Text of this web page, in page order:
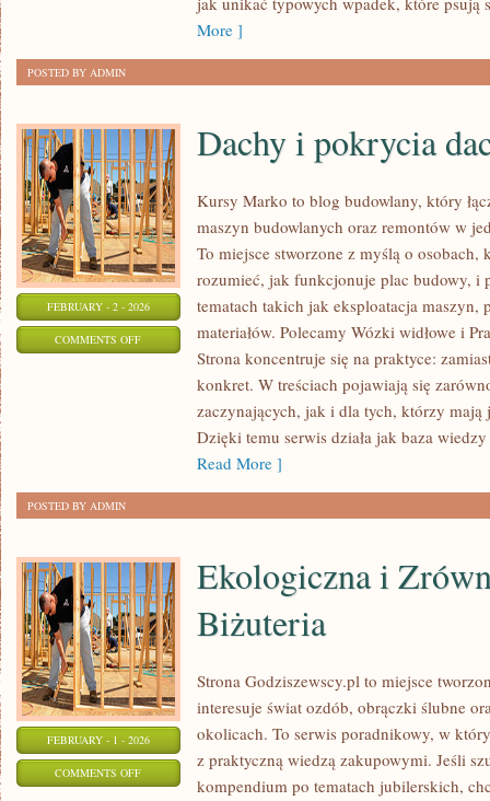
More ]
POSTED BY ADMIN
FEBRUARY - 2 - 2026
COMMENTS OFFON
Dachy i pokrycia
Kursy Marko to blog budowlany, który
maszyn budowlanych oraz remontów w
To miejsce stworzone z myślą o osobach,
rozumieć, jak funkcjonuje plac budowy, i
tematach takich jak eksploatacja maszyn,
materiałów. Polecamy Wózki widłowe i
Strona koncentruje się na praktyce:
konkret. W treściach pojawiają się
zaczynających, jak i dla tych, którzy mają
Dzięki temu serwis działa jak baza
Read More ]
POSTED BY ADMIN
FEBRUARY - 1 - 2026
COMMENTS OFFON
Ekologiczna i
Biżuteria
Strona Godziszewscy.pl to miejsce
interesuje świat ozdób, obrączki ślubne
okolicach. To serwis poradnikowy, w
z praktyczną wiedzą zakupowymi. Jeśli
kompendium po tematach jubilerskich,